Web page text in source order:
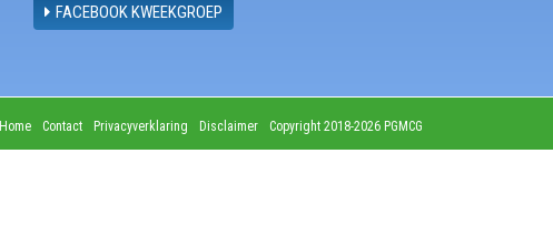
FACEBOOK KWEEKGROEP
Home Contact Privacyverklaring Disclaimer Copyright 2018-2026 PGMCG